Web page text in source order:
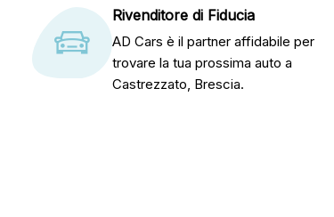
Rivenditore di Fiducia
AD Cars è il partner affidabile per
trovare la tua prossima auto a
Castrezzato, Brescia.